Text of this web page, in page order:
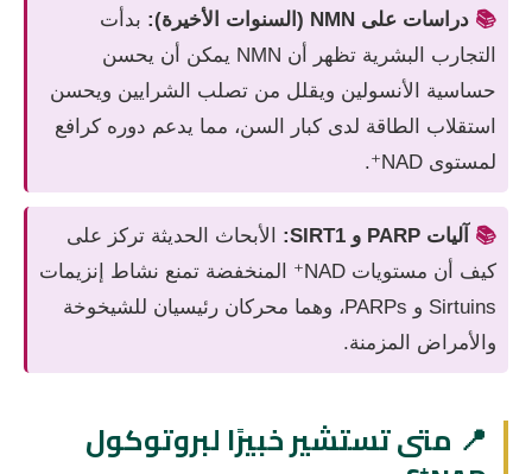
📚 دراسات على NMN (السنوات الأخيرة):
بدأت
التجارب البشرية تظهر أن NMN يمكن أن يحسن
حساسية الأنسولين ويقلل من تصلب الشرايين ويحسن
استقلاب الطاقة لدى كبار السن، مما يدعم دوره كرافع
لمستوى NAD⁺.
📚 آليات PARP و SIRT1:
الأبحاث الحديثة تركز على
كيف أن مستويات NAD⁺ المنخفضة تمنع نشاط إنزيمات
Sirtuins و PARPs، وهما محركان رئيسيان للشيخوخة
والأمراض المزمنة.
📍 متى تستشير خبيرًا لبروتوكول